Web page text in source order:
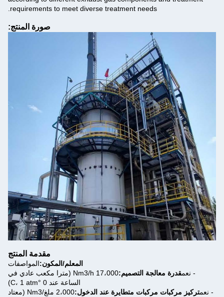
requirements to meet diverse treatment needs.
صورة المنتج:
مقدمة المنتج
المعلم/المكون:المواصفات
- نعمقدرة معالجة التصميم:
17،000 Nm3/h (مترا مكعب عادي في
الساعة عند 0 °C، 1 atm)
- نعمتركيز مركبات مركبات متطايرة عند الدخول:
2،000 ملغ/Nm3 (معتاد